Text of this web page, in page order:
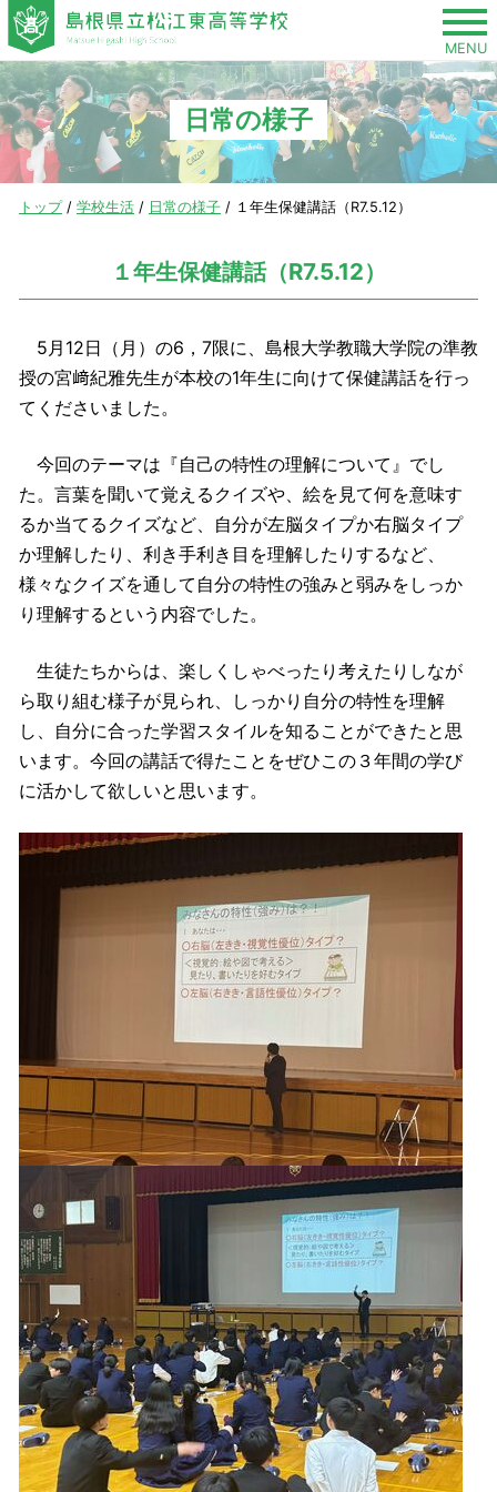
このページの本文へ
MENU
日常の様子
現
トップ/ 学校生活 / 日常の様子 / １年生保健講話（R7.5.12）
１年生保健講話（R7.5.12）
5月12日（月）の6，7限に、島根大学教職大学院の準教
授の宮﨑紀雅先生が本校の1年生に向けて保健講話を行っ
てくださいました。
今回のテーマは『自己の特性の理解について』でし
た。言葉を聞いて覚えるクイズや、絵を見て何を意味す
るか当てるクイズなど、自分が左脳タイプか右脳タイプ
か理解したり、利き手利き目を理解したりするなど、
様々なクイズを通して自分の特性の強みと弱みをしっか
り理解するという内容でした。
生徒たちからは、楽しくしゃべったり考えたりしなが
ら取り組む様子が見られ、しっかり自分の特性を理解
し、自分に合った学習スタイルを知ることができたと思
います。今回の講話で得たことをぜひこの３年間の学び
に活かして欲しいと思います。